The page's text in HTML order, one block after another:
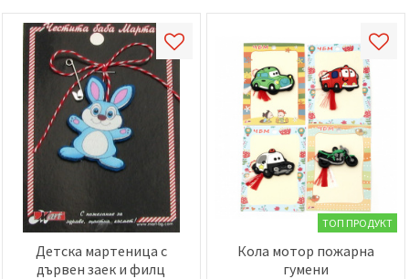
Детска мартеница с
дървен заек и филц
ТОП ПРОДУКТ
Кола мотор пожарна
гумени